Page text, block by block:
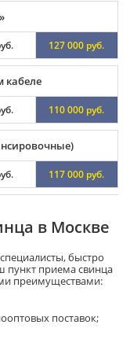
127 000 руб.
кабеле
110 000 руб.
117 000 руб.
в Москве
быстро
пункт приема свинца
преимуществами:
поставок;